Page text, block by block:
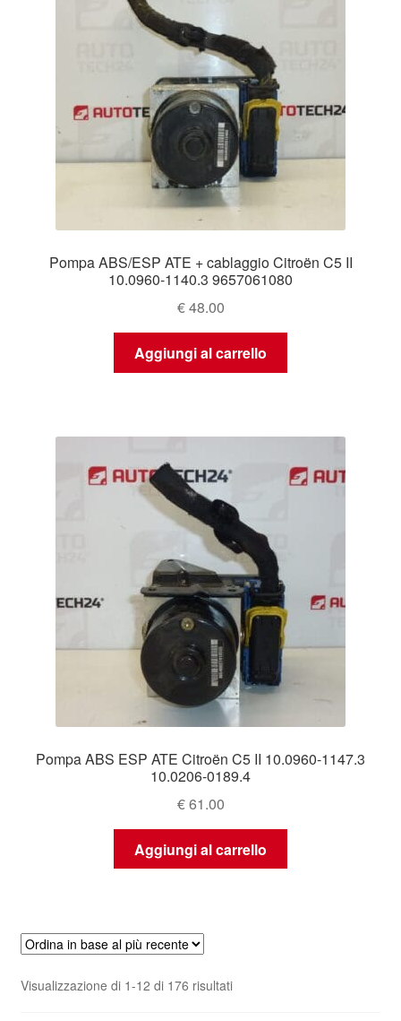
Pompa ABS/ESP ATE + cablaggio Citroën C5 II
10.0960-1140.3 9657061080
€48.00
Aggiungi al carrello
Pompa ABS ESP ATE Citroën C5 II 10.0960-1147.3
10.0206-0189.4
€61.00
Aggiungi al carrello
Visualizzazione di 1-12 di 176 risultatiOrdina